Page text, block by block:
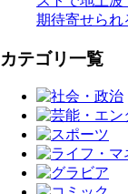
期待寄せられ
カテゴリ一覧